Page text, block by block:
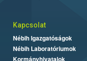
Kapcsolat
Nébih Igazgatóságok
Nébih Laboratóriumok
Kormányhivatalok